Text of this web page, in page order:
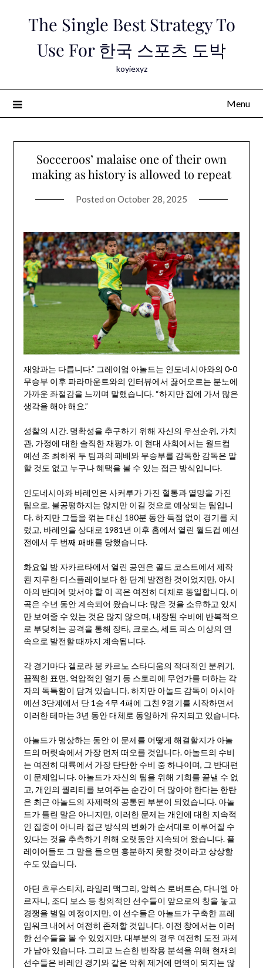
The Single Best Strategy To
Use For 한국 스포츠 도박
koyiexyz
Menu
Socceroos’ malaise one of their own
making as history is allowed to repeat
Posted on October 28, 2025
재앙과는 다릅니다.” 그레이엄 아놀드는 인도네시아와의 0-0
무승부 이후 파라마운트와의 인터뷰에서 끓어오르는 분노에
가까운 좌절감을 느끼며 말했습니다. “하지만 집에 가서 많은
생각을 해야 해요.”
성찰의 시간. 명확성을 추구하기 위해 자신의 우선순위, 가치
관, 가정에 대한 솔직한 재평가. 이 현대 사회에서는 월드컵
예선 조 최하위 두 팀과의 패배와 무승부를 감독한 감독은 말
할 것도 없고 누구나 혜택을 볼 수 있는 접근 방식입니다.
인도네시아와 바레인은 사커루가 가진 혈통과 열망을 가진
팀으로, 불공평하지는 않지만 이길 것으로 예상되는 팀입니
다. 하지만 그들을 꺾는 대신 180분 동안 득점 없이 경기를 치
렀고, 바레인을 상대로 1981년 이후 홈에서 열린 월드컵 예선
전에서 두 번째 패배를 당했습니다.
화요일 밤 자카르타에서 열린 공연은 골드 코스트에서 제작
된 지루한 디스플레이보다 한 단계 발전한 것이었지만, 아시
아의 반대에 맞서야 할 이 곡은 여전히 대체로 동일합니다. 이
곡은 수년 동안 계속되어 왔습니다: 많은 것을 소유하고 있지
만 보여줄 수 있는 것은 많지 않으며, 내장된 수비에 반복적으
로 부딪히는 공격을 통해 장타, 크로스, 세트 피스 이상의 연
속으로 발전할 때까지 계속됩니다.
각 경기마다 겔로라 붕 카르노 스타디움의 적대적인 분위기,
끔찍한 표면, 억압적인 열기 등 스토리에 무언가를 더하는 각
자의 독특함이 담겨 있습니다. 하지만 아놀드 감독이 아시아
예선 3단계에서 단 1승 4무 4패에 그친 9경기를 시작하면서
이러한 테마는 3년 동안 대체로 동일하게 유지되고 있습니다.
아놀드가 명상하는 동안 이 문제를 어떻게 해결할지가 아놀
드의 머릿속에서 가장 먼저 떠오를 것입니다. 아놀드의 수비
는 여전히 대륙에서 가장 탄탄한 수비 중 하나이며, 그 반대편
이 문제입니다. 아놀드가 자신의 팀을 위해 기회를 끝낼 수 없
고, 개인의 퀄리티를 보여주는 순간이 더 많아야 한다는 한탄
은 최근 아놀드의 자제력의 공통된 부분이 되었습니다. 아놀
드가 틀린 말은 아니지만, 이러한 문제는 개인에 대한 지속적
인 집중이 아니라 접근 방식의 변화가 순서대로 이루어질 수
있다는 것을 추측하기 위해 오랫동안 지속되어 왔습니다. 플
레이어들도 그 말을 들으면 흥분하지 못할 것이라고 상상할
수도 있습니다.
아딘 흐루스티치, 라일리 맥그리, 알렉스 로버트슨, 다니엘 아
르자니, 조디 보스 등 창의적인 선수들이 앞으로의 창을 놓고
경쟁을 벌일 예정이지만, 이 선수들은 아놀드가 구축한 프레
임워크 내에서 여전히 존재할 것입니다. 이전 창에서는 이러
한 선수들을 볼 수 있었지만, 대부분의 경우 여전히 도전 과제
가 남아 있습니다. 그리고 느슨한 반작용 분석을 위해 현재의
선수들은 바레인 경기와 같은 악취 제거에 면역이 되지는 않